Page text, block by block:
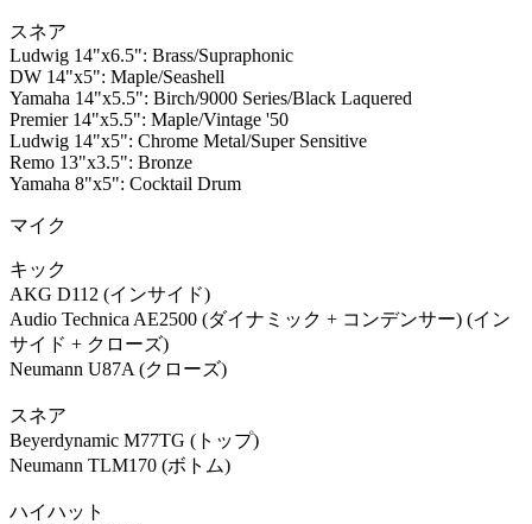
スネア
Ludwig 14"x6.5": Brass/Supraphonic
DW 14"x5": Maple/Seashell
Yamaha 14"x5.5": Birch/9000 Series/Black Laquered
Premier 14"x5.5": Maple/Vintage '50
Ludwig 14"x5": Chrome Metal/Super Sensitive
Remo 13"x3.5": Bronze
Yamaha 8"x5": Cocktail Drum
マイク
キック
AKG D112 (インサイド)
Audio Technica AE2500 (ダイナミック + コンデンサー) (イン
サイド + クローズ)
Neumann U87A (クローズ)
スネア
Beyerdynamic M77TG (トップ)
Neumann TLM170 (ボトム)
ハイハット